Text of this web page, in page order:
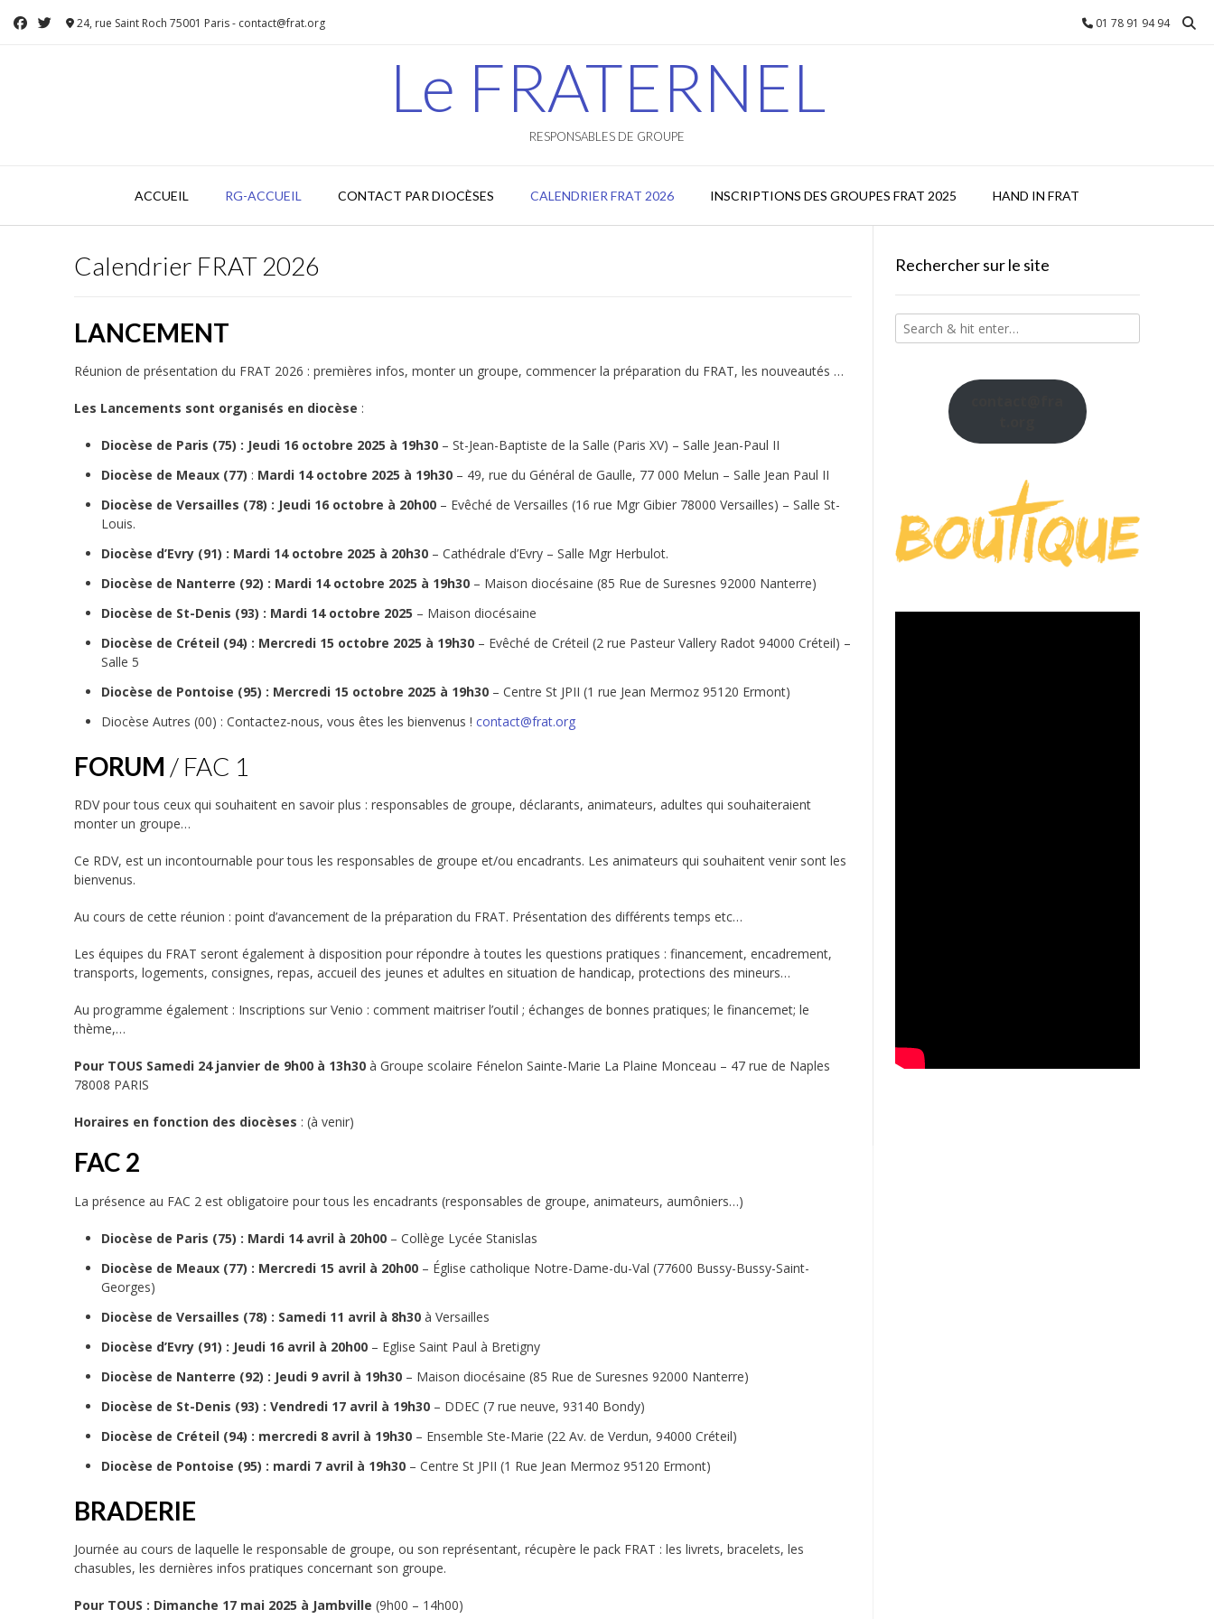
24, rue Saint Roch 75001 Paris - contact@frat.org 01 78 91 94 94
Le FRATERNEL
RESPONSABLES DE GROUPE
ACCUEIL RG-ACCUEIL CONTACT PAR DIOCÈSES CALENDRIER FRAT 2026 INSCRIPTIONS DES GROUPES FRAT 2025 HAND IN FRAT
Calendrier FRAT 2026
LANCEMENT
Réunion de présentation du FRAT 2026 : premières infos, monter un groupe, commencer la préparation du FRAT, les nouveautés …
Les Lancements sont organisés en diocèse :
Diocèse de Paris (75) : Jeudi 16 octobre 2025 à 19h30 – St-Jean-Baptiste de la Salle (Paris XV) – Salle Jean-Paul II
Diocèse de Meaux (77) : Mardi 14 octobre 2025 à 19h30 – 49, rue du Général de Gaulle, 77 000 Melun – Salle Jean Paul II
Diocèse de Versailles (78) : Jeudi 16 octobre à 20h00 – Evêché de Versailles (16 rue Mgr Gibier 78000 Versailles) – Salle St-
Louis.
Diocèse d’Evry (91) : Mardi 14 octobre 2025 à 20h30 – Cathédrale d’Evry – Salle Mgr Herbulot.
Diocèse de Nanterre (92) : Mardi 14 octobre 2025 à 19h30 – Maison diocésaine (85 Rue de Suresnes 92000 Nanterre)
Diocèse de St-Denis (93) : Mardi 14 octobre 2025 – Maison diocésaine
Diocèse de Créteil (94) : Mercredi 15 octobre 2025 à 19h30 – Evêché de Créteil (2 rue Pasteur Vallery Radot 94000 Créteil) –
Salle 5
Diocèse de Pontoise (95) : Mercredi 15 octobre 2025 à 19h30 – Centre St JPII (1 rue Jean Mermoz 95120 Ermont)
Diocèse Autres (00) : Contactez-nous, vous êtes les bienvenus ! contact@frat.org
FORUM / FAC 1
RDV pour tous ceux qui souhaitent en savoir plus : responsables de groupe, déclarants, animateurs, adultes qui souhaiteraient
monter un groupe…
Ce RDV, est un incontournable pour tous les responsables de groupe et/ou encadrants. Les animateurs qui souhaitent venir sont les
bienvenus.
Au cours de cette réunion : point d’avancement de la préparation du FRAT. Présentation des différents temps etc…
Les équipes du FRAT seront également à disposition pour répondre à toutes les questions pratiques : financement, encadrement,
transports, logements, consignes, repas, accueil des jeunes et adultes en situation de handicap, protections des mineurs…
Au programme également : Inscriptions sur Venio : comment maitriser l’outil ; échanges de bonnes pratiques; le financemet; le
thème,…
Pour TOUS Samedi 24 janvier de 9h00 à 13h30 à Groupe scolaire Fénelon Sainte-Marie La Plaine Monceau – 47 rue de Naples
78008 PARIS
Horaires en fonction des diocèses : (à venir)
FAC 2
La présence au FAC 2 est obligatoire pour tous les encadrants (responsables de groupe, animateurs, aumôniers…)
Diocèse de Paris (75) : Mardi 14 avril à 20h00 – Collège Lycée Stanislas
Diocèse de Meaux (77) : Mercredi 15 avril à 20h00 – Église catholique Notre-Dame-du-Val (77600 Bussy-Bussy-Saint-
Georges)
Diocèse de Versailles (78) : Samedi 11 avril à 8h30 à Versailles
Diocèse d’Evry (91) : Jeudi 16 avril à 20h00 – Eglise Saint Paul à Bretigny
Diocèse de Nanterre (92) : Jeudi 9 avril à 19h30 – Maison diocésaine (85 Rue de Suresnes 92000 Nanterre)
Diocèse de St-Denis (93) : Vendredi 17 avril à 19h30 – DDEC (7 rue neuve, 93140 Bondy)
Diocèse de Créteil (94) : mercredi 8 avril à 19h30 – Ensemble Ste-Marie (22 Av. de Verdun, 94000 Créteil)
Diocèse de Pontoise (95) : mardi 7 avril à 19h30 – Centre St JPII (1 Rue Jean Mermoz 95120 Ermont)
BRADERIE
Journée au cours de laquelle le responsable de groupe, ou son représentant, récupère le pack FRAT : les livrets, bracelets, les
chasubles, les dernières infos pratiques concernant son groupe.
Pour TOUS : Dimanche 17 mai 2025 à Jambville (9h00 – 14h00)
Rechercher sur le site